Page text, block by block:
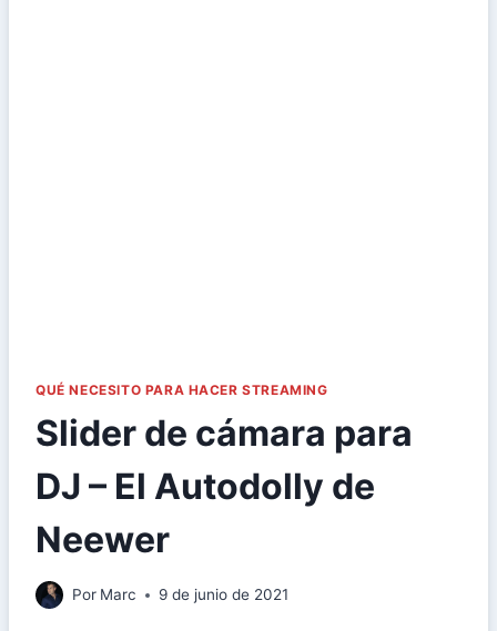
QUÉ NECESITO PARA HACER STREAMING
Slider de cámara para
DJ – El Autodolly de
Neewer
Por Marc 9 de junio de 2021